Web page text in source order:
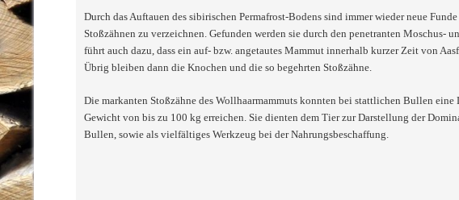
Durch das Auftauen des sibirischen Permafrost-Bodens sind immer wieder neue
Stoßzähnen zu verzeichnen. Gefunden werden sie durch den penetranten Moschus-
führt auch dazu, dass ein auf- bzw. angetautes Mammut innerhalb kurzer Zeit von
Übrig bleiben dann die Knochen und die so begehrten Stoßzähne.
Die markanten Stoßzähne des Wollhaarmammuts konnten bei stattlichen Bullen eine
Gewicht von bis zu 100 kg erreichen. Sie dienten dem Tier zur Darstellung der
Bullen, sowie als vielfältiges Werkzeug bei der Nahrungsbeschaffung.